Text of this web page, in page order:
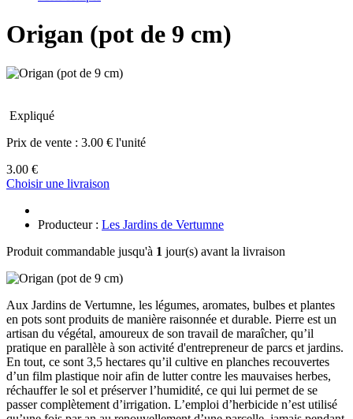
Origan (pot de 9 cm)
Expliqué
Prix de vente : 3.00 € l'unité
3.00 €
Choisir une livraison
Producteur : Les Jardins de Vertumne
Produit commandable jusqu'à 1 jour(s) avant la livraison
Aux Jardins de Vertumne, les légumes, aromates, bulbes et plantes
en pots sont produits de manière raisonnée et durable. Pierre est un
artisan du végétal, amoureux de son travail de maraîcher, qu’il
pratique en parallèle à son activité d'entrepreneur de parcs et jardins.
En tout, ce sont 3,5 hectares qu’il cultive en planches recouvertes
d’un film plastique noir afin de lutter contre les mauvaises herbes,
réchauffer le sol et préserver l’humidité, ce qui lui permet de se
passer complètement d’irrigation. L’emploi d’herbicide n’est utilisé